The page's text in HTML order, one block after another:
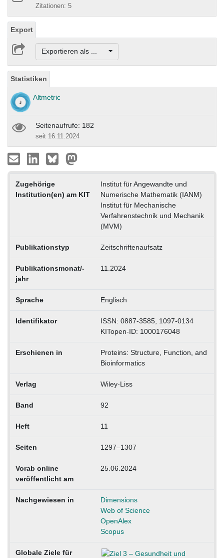
Zitationen: 5
Export
Exportieren als ...
Statistiken
Altmetric
Seitenaufrufe: 182
seit 16.11.2024
Zugehörige
Institution(en) am KIT
Institut für Angewandte und
Numerische Mathematik (IANM)
Institut für Mechanische
Verfahrenstechnik und Mechanik
(MVM)
Publikationstyp Zeitschriftenaufsatz
Publikationsmonat/-
jahr
11.2024
Sprache Englisch
Identifikator
ISSN: 0887-3585, 1097-0134
KITopen-ID: 1000176048
Erschienen in
Proteins: Structure, Function, and
Bioinformatics
Verlag Wiley-Liss
Band 92
Heft 11
Seiten 1297–1307
Vorab online
veröffentlicht am
25.06.2024
Nachgewiesen in
Dimensions
Web of Science
OpenAlex
Scopus
Globale Ziele für